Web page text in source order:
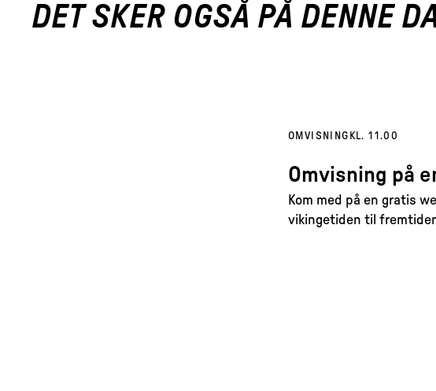
DET SKER OGSÅ PÅ DENNE
OMVISNING KL. 11.00
Omvisning på
Kom med på en gratis
vikingetiden til